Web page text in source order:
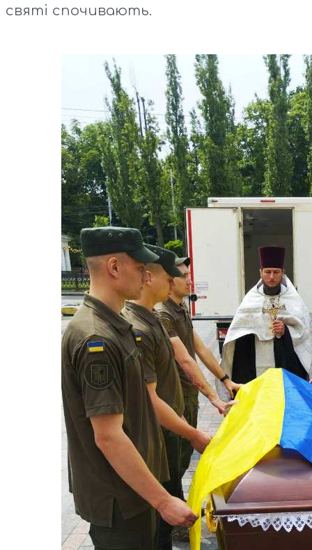
святі спочивають.